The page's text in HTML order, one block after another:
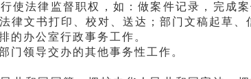
法律监督职权，如：做案件记录，完成案
律文书打印、校对、送达；部门文稿起草、
办公室行政事务工作。
领导交办的其他事务性工作。